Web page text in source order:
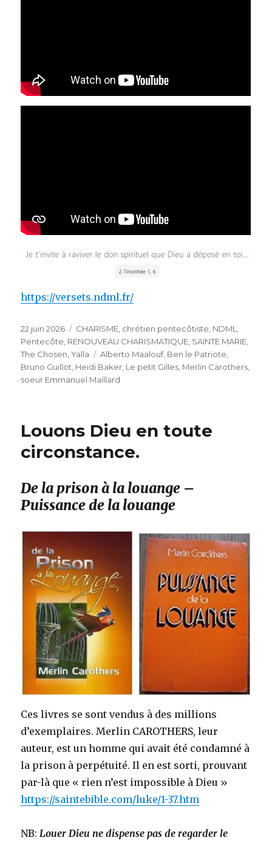
https://versets.ndml.fr/
Publié
le
22 juin 2026 Catégories
CHARISME chrétien pentecôtiste NDML
Pentecôte RENOUVEAU CHARISMATIQUE SAINTE MARIE
The Chosen ,Yalla Étiquettes
Alberto Maalouf, Ben le Patriote
Bruno Guillot Heidi Baker Le petit Gilles Merlin Carothers
soeur Emmanuel Maillard
Louons Dieu en toute
circonstance.
De la prison à la louange –
Puissance de la louange
Ces livres se sont vendus à des millions
d’exemplaires. Merlin CAROTHERS, leur
auteur, est un homme qui avait été condamné à
la prison à perpétuité. Il en est sorti, prouvant
par-là que « rien n’est impossible à Dieu »
https://saintebible.com/luke/1-37.htm
NB: Louer Dieu ne dispense pas de regarder le